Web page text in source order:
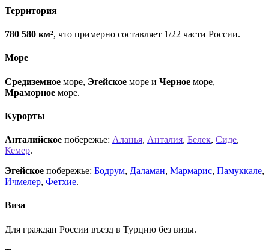
Территория
780 580 км², что примерно составляет 1/22 части России.
Море
Средиземное море, Эгейское море и Черное море,
Мраморное море.
Курорты
Анталийское побережье: Аланья, Анталия, Белек, Сиде,
Кемер.
Эгейское побережье: Бодрум, Даламан, Мармарис, Памуккале,
Ичмелер, Фетхие.
Виза
Для граждан России въезд в Турцию без визы.